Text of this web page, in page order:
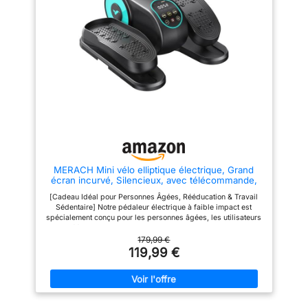
sécurité optimale pendant vos
séances. 5 réglages en hauteur
& 2 angles d'inclinaison :Notre
machine à abdominaux propose
5 niveaux de hauteur et 2 angles
d'inclinaison, vous permettant
d'adapter parfaitement
l'intensité de votre entraînement
- idéal pour tous les niveaux de
progrès et de planifier votre
prolongé sur le bouton permet
de réinitialiser les données
renforcées & rembourrage en
mousse : Les rouleaux robustes
et épais ainsi que le
sécurité et la durabilité de
susceptible aux dommages.
antidérapante associée à des
ventouses sous la base assure
une adhésion parfaite au sol :
pas de glissement, pas de
déplacement pendant
l’entraînement. Idéal pour le
télétravail, le salon ou la
une charge maximale de 130
utilisateurs pour des squats,
des pompes ou des étirements.
Moderne】 Pesant seulement
2.42 kg et dotée d'une poignée
intégrée, cette plateau vibrant
contraintes de câble. Utilisez-la
dans le salon, la chambre ou
même au bureau. 【Double
MERACH Mini vélo elliptique électrique, Grand
écran incurvé, Silencieux, avec télécommande,
Appareil de Fitness Portable, pour Maison ou
Appartement, idéal pour Seniors, Adultes et
rééducation
[Cadeau Idéal pour Personnes Âgées, Rééducation & Travail
Sédentaire] Notre pédaleur électrique à faible impact est
spécialement conçu pour les personnes âgées, les utilisateurs
longues heures assis. Son mouvement doux améliore la
circulation sanguine, réduit les raideurs musculaires et
renforce les muscles des jambes, des hanches et des pieds
sans exercer de pression sur les articulations. Idéal pour
retrouver mobilité, confort et bien-être au quotidien. [Grand
Écran LCD Très Lisible – Toutes les Données en Un Coup
179,99 €
119,99 €